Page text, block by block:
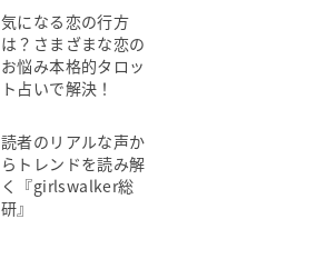
気になる恋の行方
は？さまざまな恋の
お悩み本格的タロッ
ト占いで解決！
読者のリアルな声か
らトレンドを読み解
く『girlswalker総
研』